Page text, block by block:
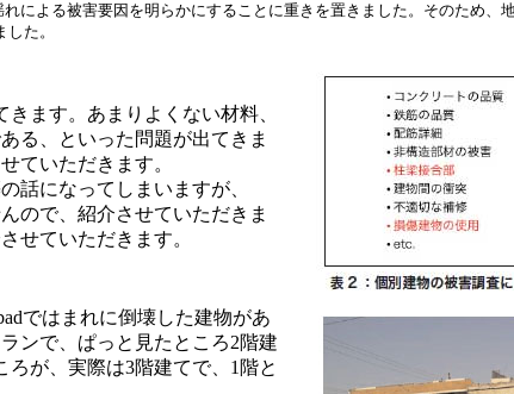
による被害要因を明らかにすることに重きを置きました。そのため、
た。
ます。あまりよくない材料、
る、といった問題が出てきま
ていただきます。
話になってしまいますが、
ので、紹介させていただきま
せていただきます。
ではまれに倒壊した建物があ
ンで、ぱっと見たところ2階建
が、実際は3階建てで、1階と